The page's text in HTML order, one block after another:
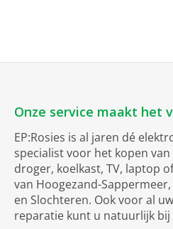
Onze service maakt het
EP:Rosies is al jaren dé
specialist voor het kopen
droger, koelkast, TV, laptop
van Hoogezand-
en Slochteren. Ook voor al
reparatie kunt u natuurlijk